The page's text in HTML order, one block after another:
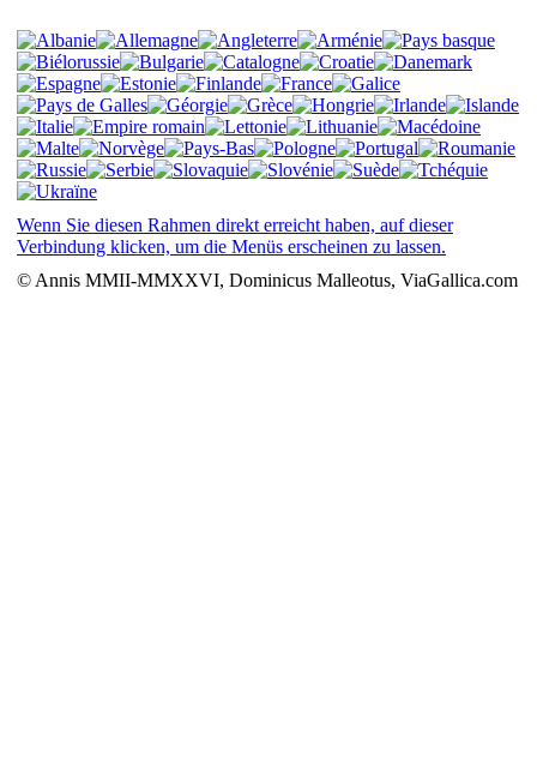
Wenn Sie diesen Rahmen direkt erreicht haben, auf dieser
Verbindung klicken, um die Menüs erscheinen zu lassen.
© Annis MMII-MMXXVI, Dominicus Malleotus, ViaGallica.com